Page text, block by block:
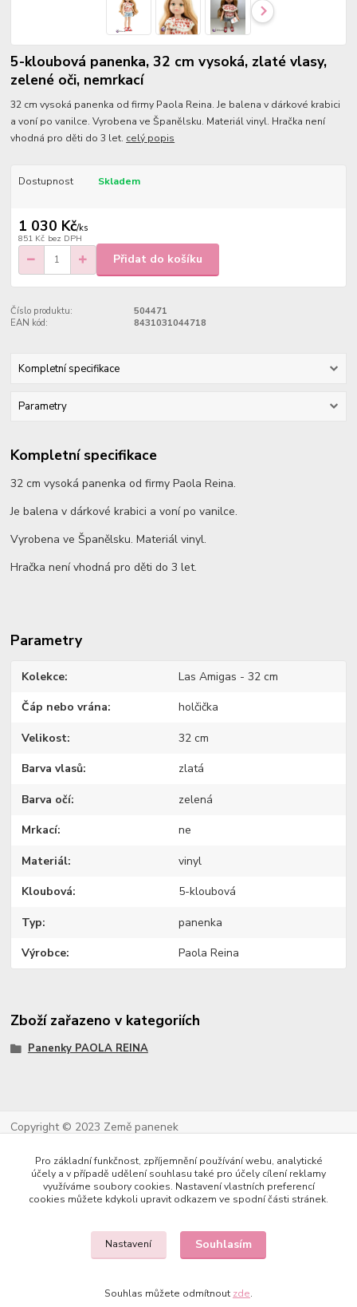
5-kloubová panenka, 32 cm vysoká, zlaté vlasy,
zelené oči, nemrkací
32 cm vysoká panenka od firmy Paola Reina. Je balena v dárkové krabici
a voní po vanilce. Vyrobena ve Španělsku. Materiál vinyl. Hračka není
vhodná pro děti do 3 let. celý popis
Dostupnost Skladem
1 030 Kč/ks
851 Kč bez DPH
Přidat do košíku
Číslo produktu:
504471
EAN kód:
8431031044718
Kompletní specifikace
Parametry
Kompletní specifikace
32 cm vysoká panenka od firmy Paola Reina.
Je balena v dárkové krabici a voní po vanilce.
Vyrobena ve Španělsku. Materiál vinyl.
Hračka není vhodná pro děti do 3 let.
Parametry
Kolekce Las Amigas - 32 cm
Čáp nebo vrána holčička
Velikost 32 cm
Barva vlasů zlatá
Barva očí zelená
Mrkací ne
Materiál vinyl
Kloubová 5-kloubová
Typ panenka
Výrobce Paola Reina
Zboží zařazeno v kategoriích
Panenky PAOLA REINA
Copyright © 2023 Země panenek
Pro základní funkčnost, zpříjemnění používání webu, analytické
účely a v případě udělení souhlasu také pro účely cílení reklamy
využíváme soubory cookies. Nastavení vlastních preferencí
cookies můžete kdykoli upravit odkazem ve spodní části stránek.
Nastavení Souhlasím
Souhlas můžete odmítnout zde.